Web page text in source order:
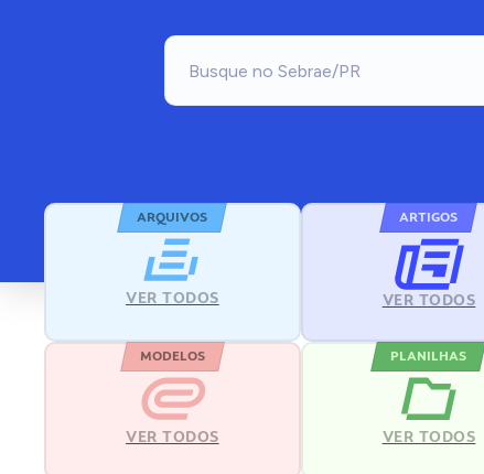
ARQUIVOS
VER TODOS
ARTIGOS
VER TODOS
MODELOS
VER TODOS
PLANILHAS
VER TODOS